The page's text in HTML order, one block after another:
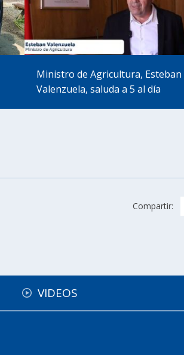
Ministro de Agricultura, Esteban
Valenzuela, saluda a 5 al día
Compartir:
VIDEOS